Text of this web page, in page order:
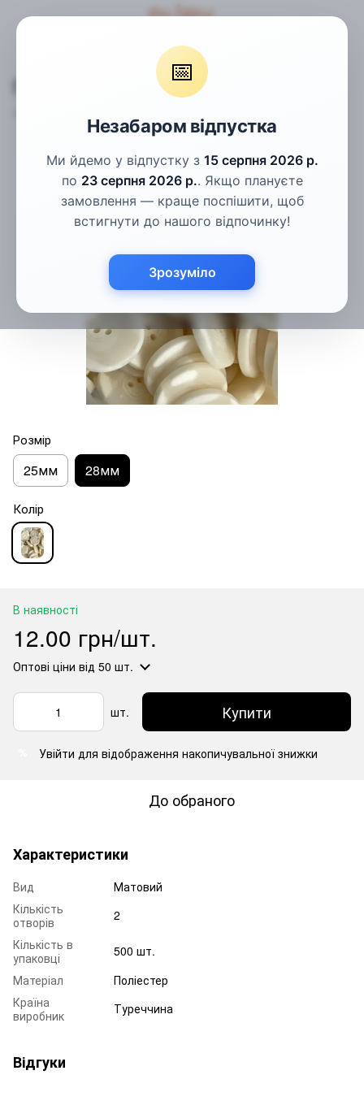
📅
Незабаром відпустка
Ми йдемо у відпустку з 15 серпня 2026 р.
по 23 серпня 2026 р.. Якщо плануєте
замовлення — краще поспішити, щоб
встигнути до нашого відпочинку!
Зрозуміло
Пальтові гудзики Гудзики білі рогові 28мм
Гудзики білі рогові 28мм
Розмір
25мм 28мм
Колір
В наявності
12.00 грн/шт.
Оптові ціни від 50 шт.
шт. Купити
Увійти для відображення накопичувальної знижки
До обраного
Характеристики
Вид
Матовий
Кількість
отворів
2
Кількість в
упаковці
500 шт.
Матеріал
Поліестер
Країна
виробник
Туреччина
Відгуки